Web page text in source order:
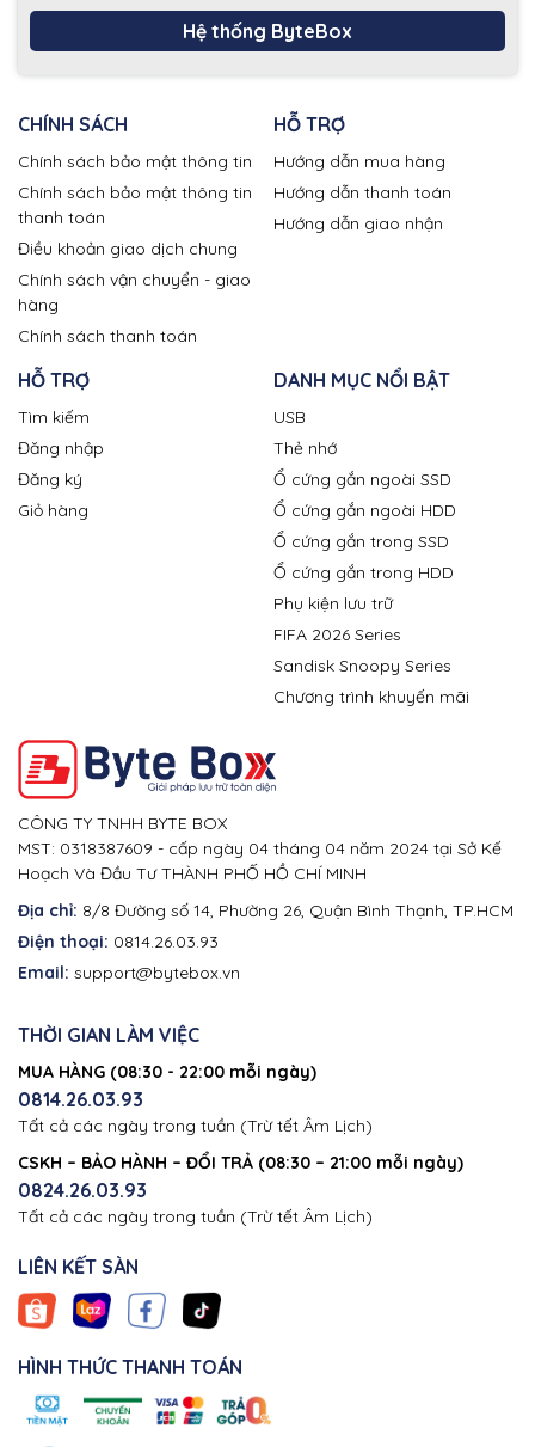
Hệ thống ByteBox
CHÍNH SÁCH
Chính sách bảo mật thông tin
Chính sách bảo mật thông tin
thanh toán
Điều khoản giao dịch chung
Chính sách vận chuyển - giao
hàng
Chính sách thanh toán
HỖ TRỢ
Hướng dẫn mua hàng
Hướng dẫn thanh toán
Hướng dẫn giao nhận
HỖ TRỢ
Tìm kiếm
Đăng nhập
Đăng ký
Giỏ hàng
DANH MỤC NỔI BẬT
USB
Thẻ nhớ
Ổ cứng gắn ngoài SSD
Ổ cứng gắn ngoài HDD
Ổ cứng gắn trong SSD
Ổ cứng gắn trong HDD
Phụ kiện lưu trữ
FIFA 2026 Series
Sandisk Snoopy Series
Chương trình khuyến mãi
CÔNG TY TNHH BYTE BOX
MST: 0318387609 - cấp ngày 04 tháng 04 năm 2024 tại Sở Kế
Hoạch Và Đầu Tư THÀNH PHỐ HỒ CHÍ MINH
Địa chỉ: 8/8 Đường số 14, Phường 26, Quận Bình Thạnh, TP.HCM
Điện thoại: 0814.26.03.93
Email: support@bytebox.vn
THỜI GIAN LÀM VIỆC
MUA HÀNG (08:30 - 22:00 mỗi ngày)
0814.26.03.93
Tất cả các ngày trong tuần (Trừ tết Âm Lịch)
CSKH – BẢO HÀNH – ĐỔI TRẢ (08:30 – 21:00 mỗi ngày)
0824.26.03.93
Tất cả các ngày trong tuần (Trừ tết Âm Lịch)
LIÊN KẾT SÀN
HÌNH THỨC THANH TOÁN